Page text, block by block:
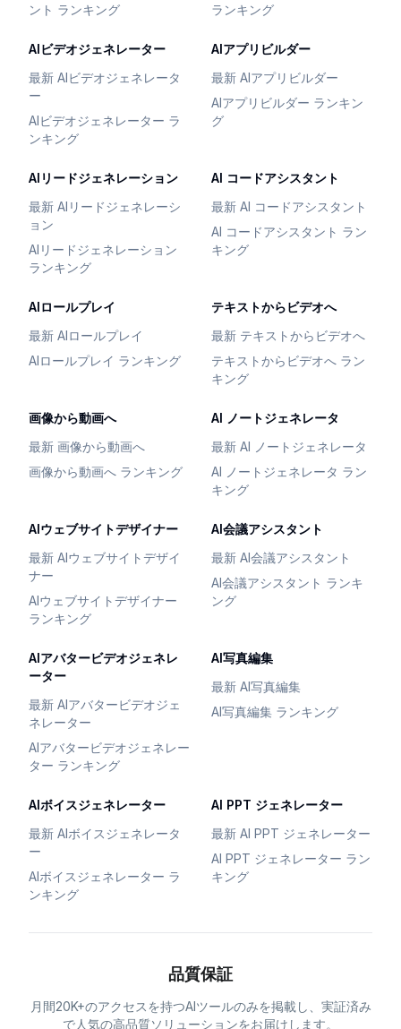
ント ランキング
ランキング
AIビデオジェネレーター
最新 AIビデオジェネレータ
ー
AIビデオジェネレーター ラ
ンキング
AIアプリビルダー
最新 AIアプリビルダー
AIアプリビルダー ランキン
グ
AIリードジェネレーション
最新 AIリードジェネレーシ
ョン
AIリードジェネレーション
ランキング
AI コードアシスタント
最新 AI コードアシスタント
AI コードアシスタント ラン
キング
AIロールプレイ
最新 AIロールプレイ
AIロールプレイ ランキング
テキストからビデオへ
最新 テキストからビデオへ
テキストからビデオへ ラン
キング
画像から動画へ
最新 画像から動画へ
画像から動画へ ランキング
AI ノートジェネレータ
最新 AI ノートジェネレータ
AI ノートジェネレータ ラン
キング
AIウェブサイトデザイナー
最新 AIウェブサイトデザイ
ナー
AIウェブサイトデザイナー
ランキング
AI会議アシスタント
最新 AI会議アシスタント
AI会議アシスタント ランキ
ング
AIアバタービデオジェネレ
ーター
最新 AIアバタービデオジェ
ネレーター
AIアバタービデオジェネレー
ター ランキング
AI写真編集
最新 AI写真編集
AI写真編集 ランキング
AIボイスジェネレーター
最新 AIボイスジェネレータ
ー
AIボイスジェネレーター ラ
ンキング
AI PPT ジェネレーター
最新 AI PPT ジェネレーター
AI PPT ジェネレーター ラン
キング
品質保証
月間20K+のアクセスを持つAIツールのみを掲載し、実証済み
で人気の高品質ソリューションをお届けします。